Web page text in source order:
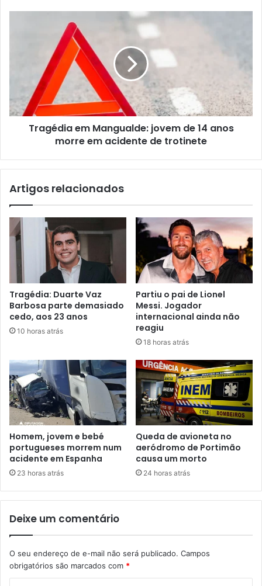
Tragédia em Mangualde: jovem de 14 anos
morre em acidente de trotinete
Artigos relacionados
Tragédia: Duarte Vaz
Barbosa parte demasiado
cedo, aos 23 anos
10 horas atrás
Partiu o pai de Lionel
Messi. Jogador
internacional ainda não
reagiu
18 horas atrás
Homem, jovem e bebé
portugueses morrem num
acidente em Espanha
23 horas atrás
Queda de avioneta no
aeródromo de Portimão
causa um morto
24 horas atrás
Deixe um comentário
O seu endereço de e-mail não será publicado. Campos
obrigatórios são marcados com *